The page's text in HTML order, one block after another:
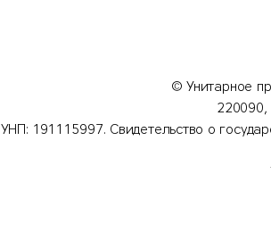
© Унитарное
220090,
УНП: 191115997. Свидетельство о